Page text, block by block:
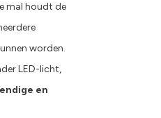
mal houdt de
worden.
LED-licht,
en